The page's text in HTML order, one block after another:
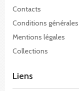
Contacts
Conditions
Mentions légales
Collections
Liens